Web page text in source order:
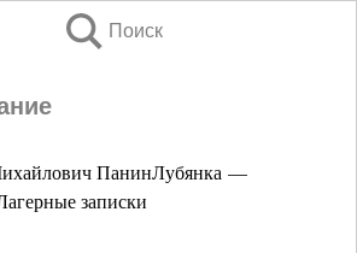
Поиск
ПанинЛубянка —
записки